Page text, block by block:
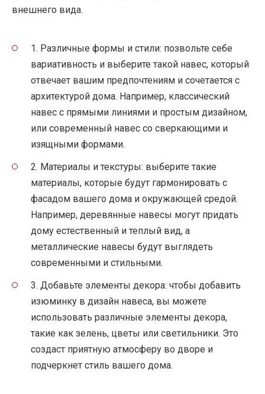
внешнего вида.
1. Различные формы и стили: позвольте себе
вариативность и выберите такой навес, который
отвечает вашим предпочтениям и сочетается с
архитектурой дома. Например, классический
навес с прямыми линиями и простым дизайном,
или современный навес со сверкающими и
изящными формами.
2. Материалы и текстуры: выберите такие
материалы, которые будут гармонировать с
фасадом вашего дома и окружающей средой.
Например, деревянные навесы могут придать
дому естественный и теплый вид, а
металлические навесы будут выглядеть
современными и стильными.
3. Добавьте элементы декора: чтобы добавить
изюминку в дизайн навеса, вы можете
использовать различные элементы декора,
такие как зелень, цветы или светильники. Это
создаст приятную атмосферу во дворе и
подчеркнет стиль вашего дома.